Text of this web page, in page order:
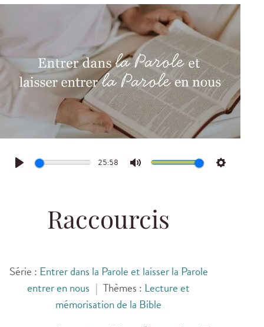
Play
25:58
Mute Settings
Raccourcis
Série : Entrer dans la Parole et laisser la Parole
entrer en nous | Thèmes : Lecture et
mémorisation de la Bible